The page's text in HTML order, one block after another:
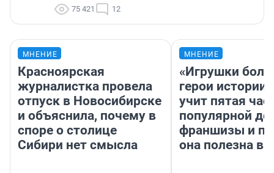
75 421 12
МНЕНИЕ
Красноярская
журналистка провела
отпуск в Новосибирске
и объяснила, почему в
споре о столице
Сибири нет смысла
МНЕНИЕ
«Игрушки
герои
учит пятая
популярной
франшизы и
она полезна